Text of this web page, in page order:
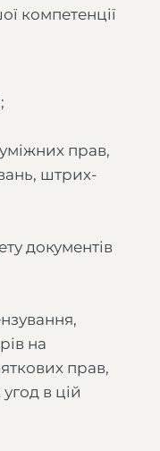
компетенції
прав,
штрих-
документів
на
прав,
в цій